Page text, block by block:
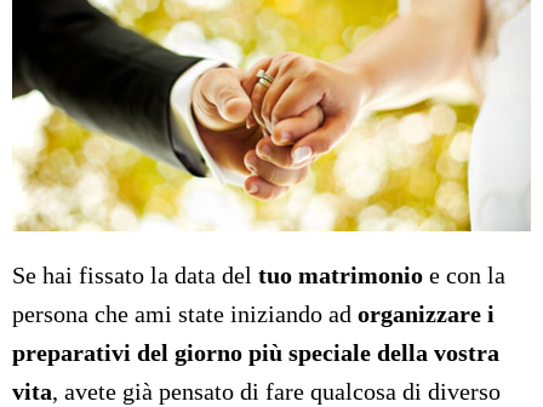
Se hai fissato la data del tuo matrimonio e con la
persona che ami state iniziando ad organizzare i
preparativi del giorno più speciale della vostra
vita, avete già pensato di fare qualcosa di diverso